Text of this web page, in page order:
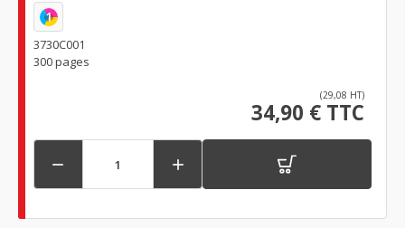
1
3730C001
300 pages
(29,08 HT)
34,90 € TTC
 